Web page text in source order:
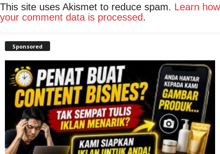
This site uses Akismet to reduce spam. Learn how
your comment data is processed.
Sponsored